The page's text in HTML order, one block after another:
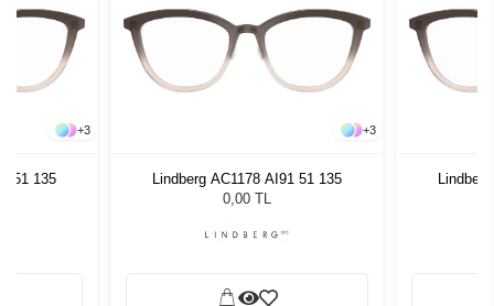
+3
51 135
+3
Lindberg AC1178 AI91 51 135
0,00 TL